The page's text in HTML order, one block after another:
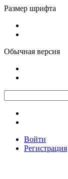
Размер шрифта
Обычная версия
Войти
Регистрация